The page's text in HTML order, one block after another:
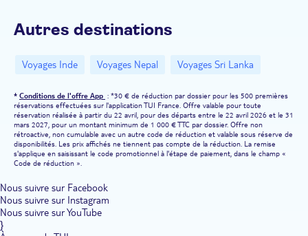
Autres destinations
Voyages Inde Voyages Nepal Voyages Sri Lanka
* Conditions de l'offre App : *30 € de réduction par dossier pour les 500 premières
réservations effectuées sur l'application TUI France. Offre valable pour toute
réservation réalisée à partir du 22 avril, pour des départs entre le 22 avril 2026 et le 31
mars 2027, pour un montant minimum de 1 000 € TTC par dossier. Offre non
rétroactive, non cumulable avec un autre code de réduction et valable sous réserve de
disponibilités. Les prix affichés ne tiennent pas compte de la réduction. La remise
s'applique en saisissant le code promotionnel à l'étape de paiement, dans le champ «
Code de réduction ».
Nous suivre sur Facebook
Nous suivre sur Instagram
Nous suivre sur YouTube
}